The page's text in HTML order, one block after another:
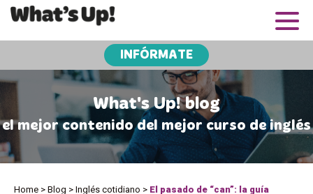
INFÓRMATE
What's Up! blog
el mejor contenido del mejor curso de inglés
Home > Blog > Inglés cotidiano > El pasado de “can”: la guía